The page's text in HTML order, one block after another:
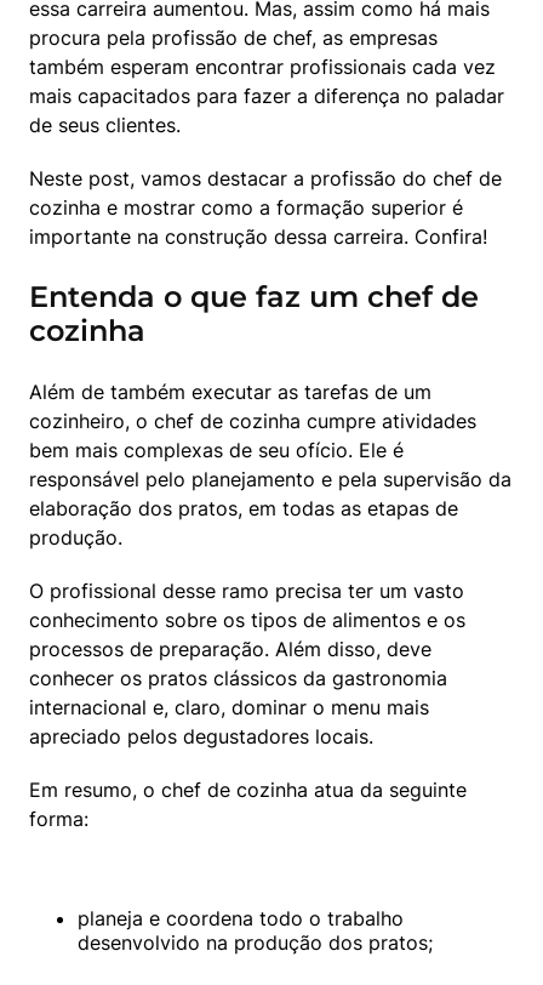
essa carreira aumentou. Mas, assim como há mais
procura pela profissão de chef, as empresas
também esperam encontrar profissionais cada vez
mais capacitados para fazer a diferença no paladar
de seus clientes.
Neste post, vamos destacar a profissão do chef de
cozinha e mostrar como a formação superior é
importante na construção dessa carreira. Confira!
Entenda o que faz um chef de
cozinha
Além de também executar as tarefas de um
cozinheiro, o chef de cozinha cumpre atividades
bem mais complexas de seu ofício. Ele é
responsável pelo planejamento e pela supervisão da
elaboração dos pratos, em todas as etapas de
produção.
O profissional desse ramo precisa ter um vasto
conhecimento sobre os tipos de alimentos e os
processos de preparação. Além disso, deve
conhecer os pratos clássicos da gastronomia
internacional e, claro, dominar o menu mais
apreciado pelos degustadores locais.
Em resumo, o chef de cozinha atua da seguinte
forma:
planeja e coordena todo o trabalho
desenvolvido na produção dos pratos;